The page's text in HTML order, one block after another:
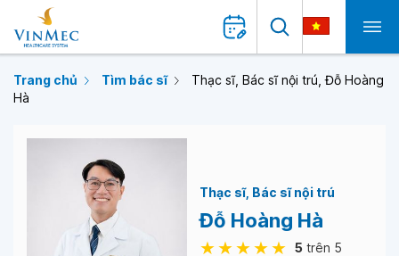
Trang chủ Tìm bác sĩ
Thạc sĩ, Bác sĩ nội trú, Đỗ Hoàng
Hà
Thạc sĩ Bác sĩ nội trú
Đỗ Hoàng Hà
5 trên 5